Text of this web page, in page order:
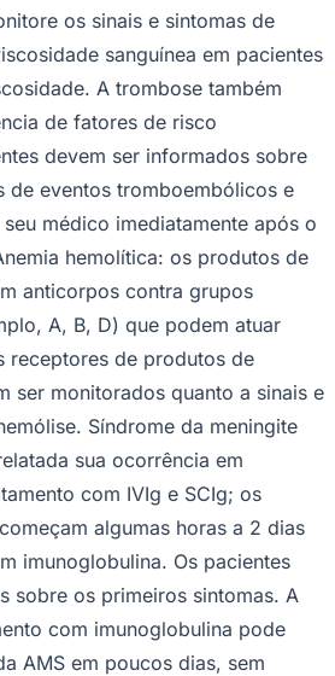
os sinais e sintomas de
sanguínea em pacientes
A trombose também
de fatores de risco
devem ser informados sobre
de eventos tromboembólicos e
médico imediatamente após o
hemolítica: os produtos de
anticorpos contra grupos
A, B, D) que podem atuar
receptores de produtos de
ser monitorados quanto a sinais e
Síndrome da meningite
sua ocorrência em
com IVIg e SCIg; os
algumas horas a 2 dias
imunoglobulina. Os pacientes
sobre os primeiros sintomas. A
com imunoglobulina pode
AMS em poucos dias, sem